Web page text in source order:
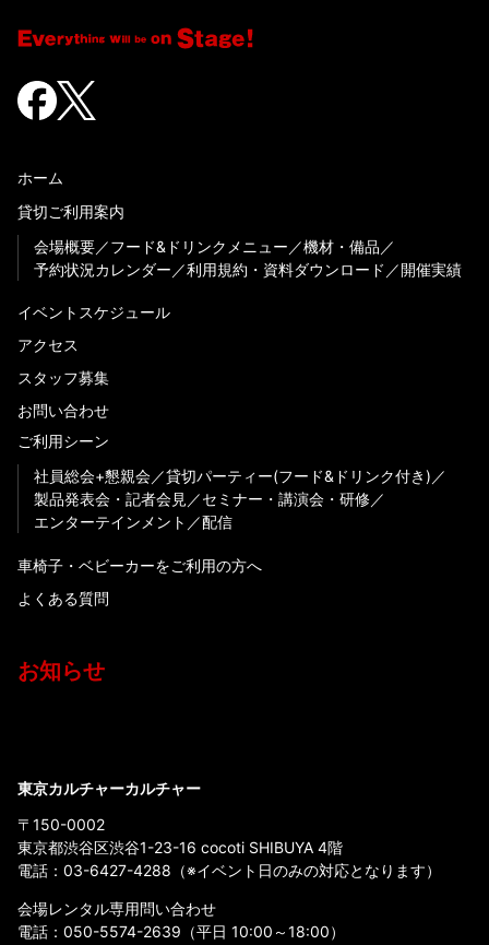
ホーム
貸切ご利用案内
会場概要
フード&ドリンクメニュー
機材・備品
予約状況カレンダー
利用規約・資料ダウンロード 開催実績
イベントスケジュール
アクセス
スタッフ募集
お問い合わせ
ご利用シーン
社員総会+懇親会
貸切パーティー(フード&ドリンク付き)
製品発表会・記者会見
セミナー・講演会・研修
エンターテインメント
配信
車椅子・ベビーカーをご利用の方へ
よくある質問
お知らせ
東京カルチャーカルチャー
〒150-0002
東京都渋谷区渋谷1-23-16 cocoti SHIBUYA 4階
電話： 03-6427-4288 （※イベント日のみの対応となります）
会場レンタル専用問い合わせ
電話： 050-5574-2639 （平日 10:00～18:00）